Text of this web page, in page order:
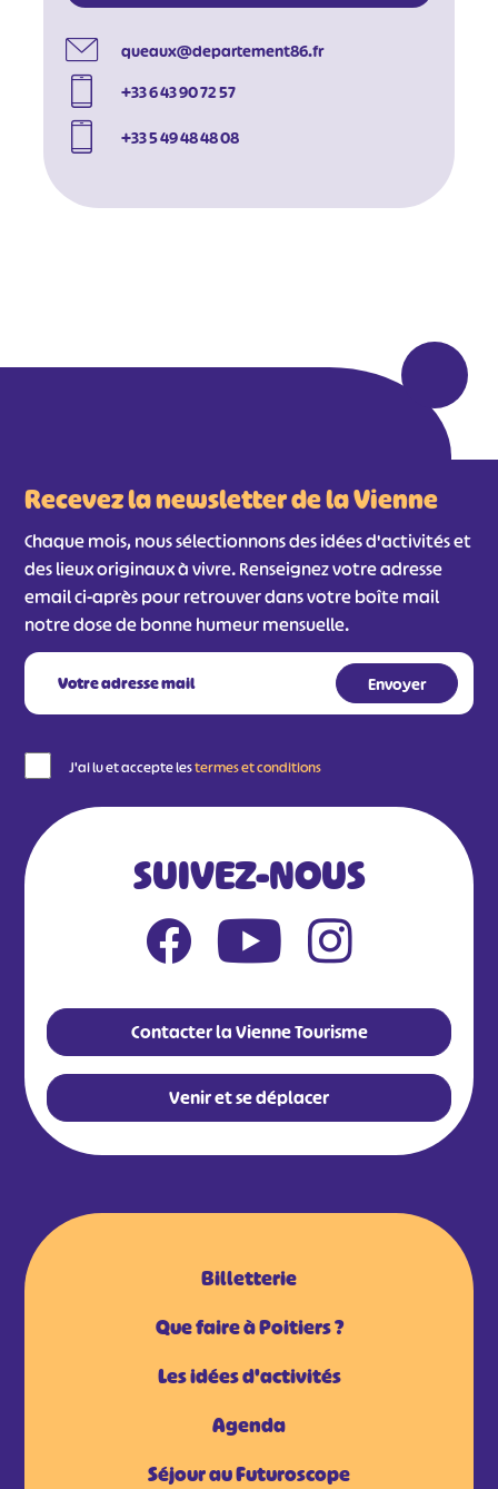
queaux@departement86.fr
+33 6 43 90 72 57
+33 5 49 48 48 08
Recevez la newsletter de la Vienne
Chaque mois, nous sélectionnons des idées d'activités et
des lieux originaux à vivre. Renseignez votre adresse
email ci-après pour retrouver dans votre boîte mail
notre dose de bonne humeur mensuelle.
J'ai lu et accepte lestermes et conditions
SUIVEZ-NOUS
Contacter la Vienne Tourisme
Venir et se déplacer
Billetterie
Que faire à Poitiers ?
Les idées d'activités
Agenda
Séjour au Futuroscope